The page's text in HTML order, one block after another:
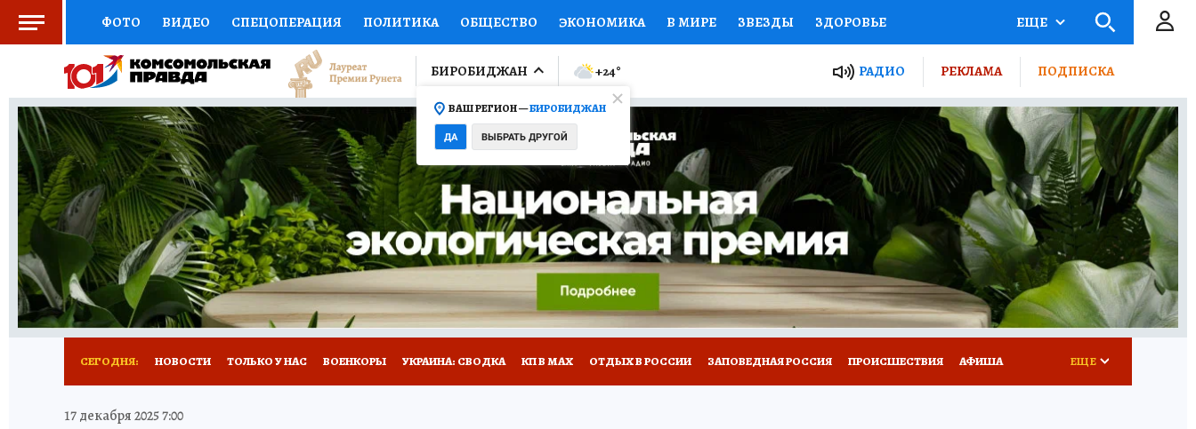
ФОТО ВИДЕО СПЕЦОПЕРАЦИЯ ПОЛИТИКА ОБЩЕСТВО ЭКОНОМИКА В МИРЕ ЗВЕЗДЫ ЗДОРОВЬЕ
СОЦПОДДЕРЖКА НАУКА СПОРТ КОЛУМНИСТЫ ПРОИСШЕСТВИЯ НАЦИОНАЛЬНЫЕ ПРОЕКТЫ РОССИИ
ВЫБОР ЭКСПЕРТОВ ДОКТОР ФИНАНСЫ ОТКРЫВАЕМ МИР Я ЗНАЮ СЕМЬЯ ЖЕНСКИЕ СЕКРЕТЫ ПУТЕВОДИТЕЛЬ
КНИЖНАЯ ПОЛКА ПРОГНОЗЫ НА СПОРТ ПРОМОКОДЫ СЕРИАЛЫ СПЕЦПРОЕКТЫ ДЕФИЦИТ ЖЕЛЕЗА ТУРИЗМ
ПРЕСС-ЦЕНТР НЕДВИЖИМОСТЬ ТЕЛЕВИЗОР КОЛЛЕКЦИИ КОНКУРСЫ РАБОТА У НАС ГИД ПОТРЕБИТЕЛЯ ВСЕ О КП
РАДИО КП РЕКЛАМА ТЕСТЫ НОВОЕ НА САЙТЕ
ЕЩЕ
БИРОБИДЖАН
ВАШ РЕГИОН —БИРОБИДЖАН
ДА ВЫБРАТЬ ДРУГОЙ
+24° РАДИО РЕКЛАМА ПОДПИСКА
СЕГОДНЯ: НОВОСТИ ТОЛЬКО У НАС ВОЕНКОРЫ УКРАИНА: СВОДКА КП В МАХ ОТДЫХ В РОССИИ ЗАПОВЕДНАЯ РОССИЯ ПРОИСШЕСТВИЯ АФИША
ИСПЫТАНО НА СЕБЕ
ЕЩЕ
17 декабря 2025 7:00